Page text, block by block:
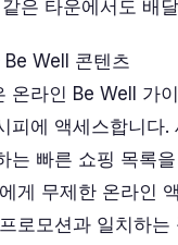
은 타운에서도 배
Well 콘텐츠
온라인 Be Well 가
피에 액세스합니다.
는 빠른 쇼핑 목록
게 무제한 온라인
로모션과 일치하는